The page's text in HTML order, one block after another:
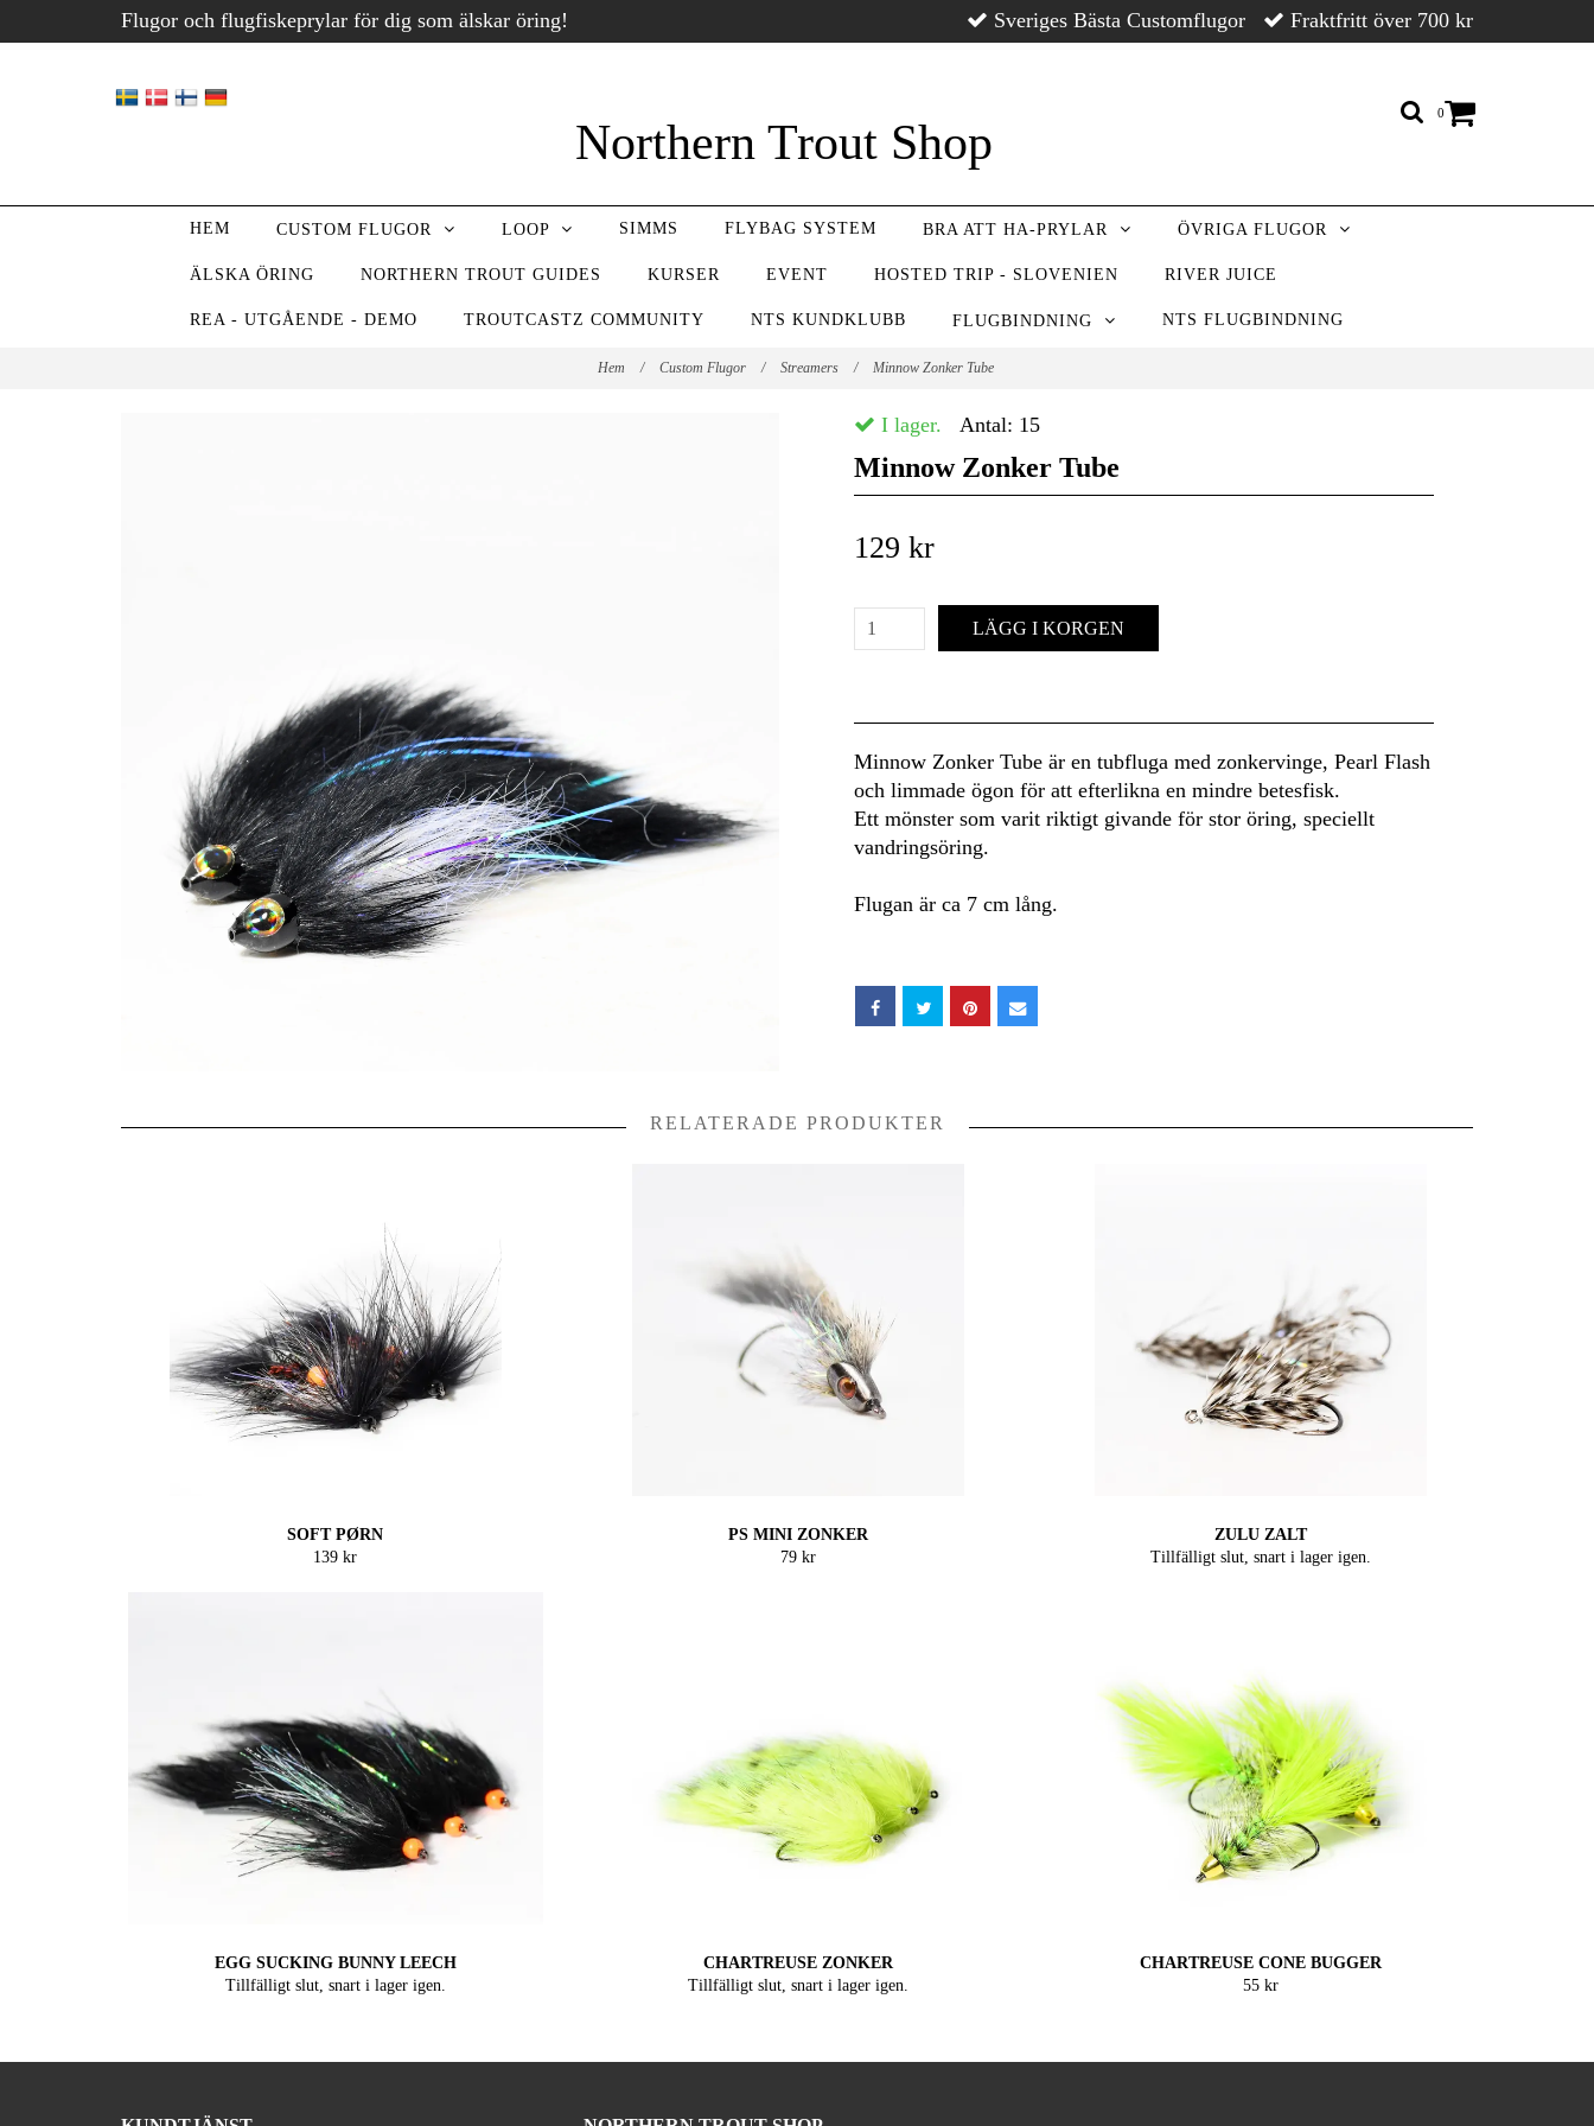
Flugor och flugfiskeprylar för dig som älskar öring! Sveriges Bästa Customflugor Fraktfritt över 700 kr
0
Northern Trout Shop
HEM CUSTOM FLUGOR LOOP SIMMS FLYBAG SYSTEM BRA ATT HA-PRYLAR ÖVRIGA FLUGOR
ÄLSKA ÖRING NORTHERN TROUT GUIDES KURSER EVENT HOSTED TRIP - SLOVENIEN RIVER JUICE
REA - UTGÅENDE - DEMO TROUTCASTZ COMMUNITY NTS KUNDKLUBB FLUGBINDNING NTS FLUGBINDNING
Hem / Custom Flugor / Streamers / Minnow Zonker Tube
I lager. Antal: 15
Minnow Zonker Tube
129 kr
LÄGG I KORGEN
Minnow Zonker Tube är en tubfluga med zonkervinge, Pearl Flash
och limmade ögon för att efterlikna en mindre betesfisk.
Ett mönster som varit riktigt givande för stor öring, speciellt
vandringsöring.
Flugan är ca 7 cm lång.
RELATERADE PRODUKTER
SOFT PØRN
139 kr
PS MINI ZONKER
79 kr
ZULU ZALT
Tillfälligt slut, snart i lager igen.
EGG SUCKING BUNNY LEECH
Tillfälligt slut, snart i lager igen.
CHARTREUSE ZONKER
Tillfälligt slut, snart i lager igen.
CHARTREUSE CONE BUGGER
55 kr